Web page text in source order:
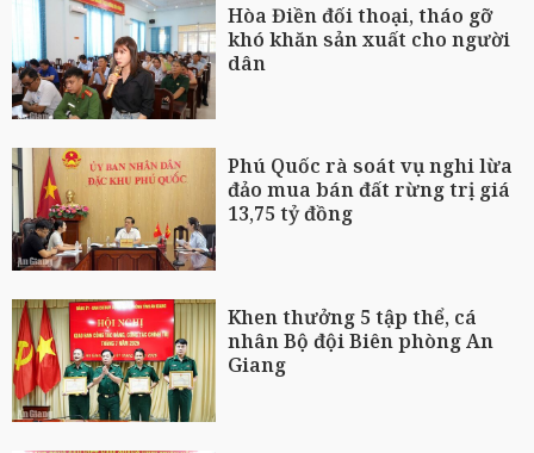
Hòa Điền đối thoại, tháo gỡ
khó khăn sản xuất cho người
dân
Phú Quốc rà soát vụ nghi lừa
đảo mua bán đất rừng trị giá
13,75 tỷ đồng
Khen thưởng 5 tập thể, cá
nhân Bộ đội Biên phòng An
Giang